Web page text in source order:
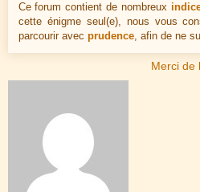
Ce forum contient de nombreux
cette énigme seul(e), nous vous
parcourir avec prudence, afin de ne
Merci de